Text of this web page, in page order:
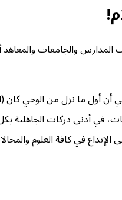
والجامعات والمعاهد
هذه الآيات، في أدنى دركات
في كافة العلوم